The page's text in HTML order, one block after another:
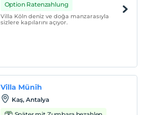
Option Ratenzahlung
Villa Köln deniz ve doğa manzarasıyla
sizlere kapılarını açıyor.
Villa Münih
Kaş, Antalya